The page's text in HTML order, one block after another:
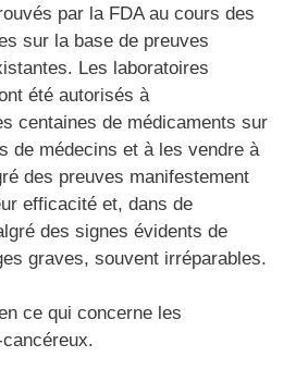
par la FDA au cours des
sur la base de preuves
Les laboratoires
été autorisés à
centaines de médicaments sur
de médecins et à les vendre à
des preuves manifestement
efficacité et, dans de
des signes évidents de
graves, souvent irréparables.
ce qui concerne les